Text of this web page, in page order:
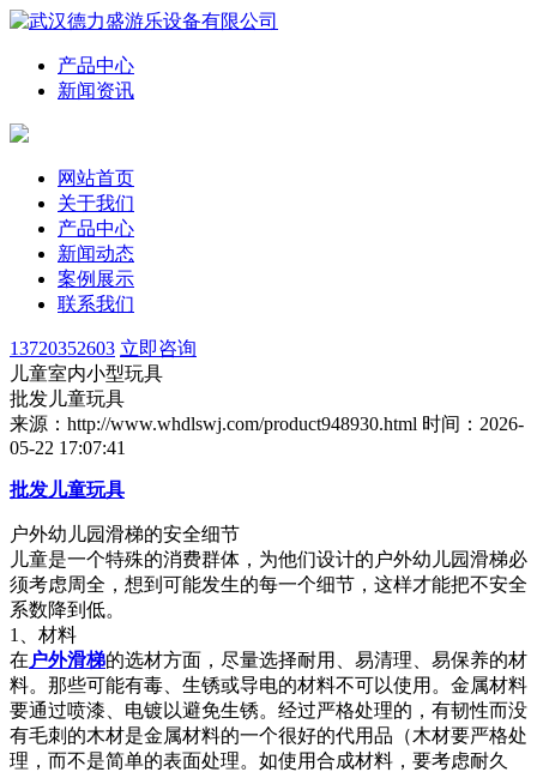
产品中心
新闻资讯
网站首页
关于我们
产品中心
新闻动态
案例展示
联系我们
13720352603 立即咨询
儿童室内小型玩具
批发儿童玩具
来源：http://www.whdlswj.com/product948930.html 时间：2026-
05-22 17:07:41
批发儿童玩具
户外幼儿园滑梯的安全细节
儿童是一个特殊的消费群体，为他们设计的户外幼儿园滑梯必
须考虑周全，想到可能发生的每一个细节，这样才能把不安全
系数降到低。
1、材料
在 户外滑梯的选材方面，尽量选择耐用、易清理、易保养的材
料。那些可能有毒、生锈或导电的材料不可以使用。金属材料
要通过喷漆、电镀以避免生锈。经过严格处理的，有韧性而没
有毛刺的木材是金属材料的一个很好的代用品（木材要严格处
理，而不是简单的表面处理。如使用合成材料，要考虑耐久